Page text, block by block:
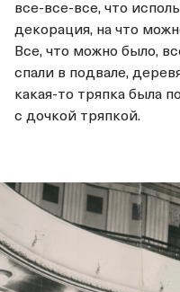
все-все-все, что
декорация, на что
Все, что можно было,
спали в подвале,
какая-то тряпка была
с дочкой тряпкой.